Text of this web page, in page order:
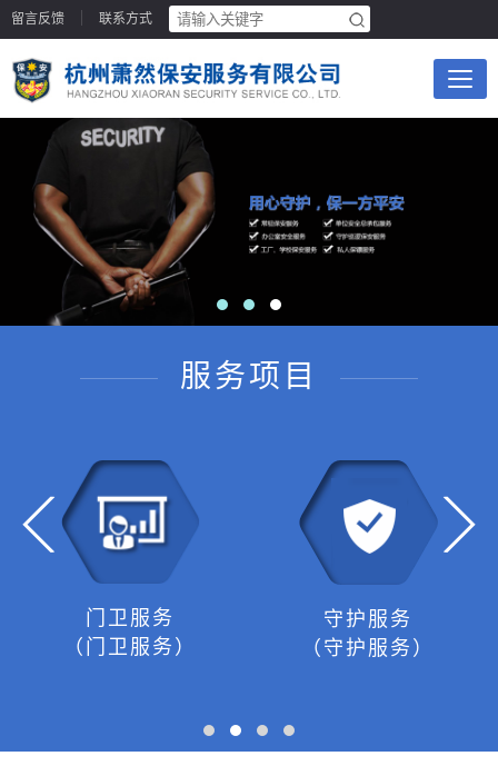
留言反馈 联系方式
服务项目
门卫服务
（门卫服务）
守护服务
（守护服务）